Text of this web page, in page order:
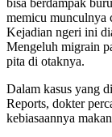
memicu munculnya
Kejadian ngeri ini
Mengeluh migrain
pita di otaknya.
Dalam kasus yang
Reports, dokter
kebiasaannya